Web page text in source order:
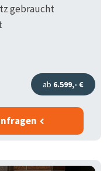
gebraucht
ab 6.599,- €